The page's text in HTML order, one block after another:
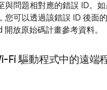
與問題相對應的錯誤 ID。
您可以透過該錯誤 ID 後面
放原始碼計畫參考資料。
Fi 驅動程式中的遠端